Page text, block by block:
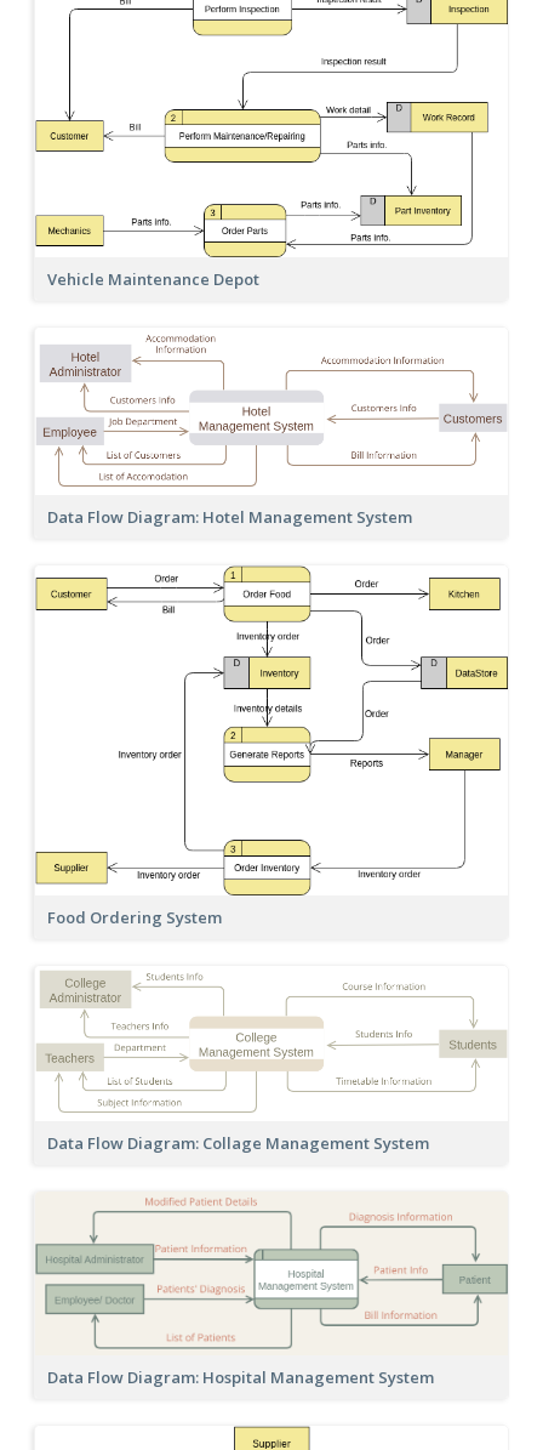
Vehicle Maintenance Depot
Data Flow Diagram: Hotel Management System
Food Ordering System
Data Flow Diagram: Collage Management System
Data Flow Diagram: Hospital Management System